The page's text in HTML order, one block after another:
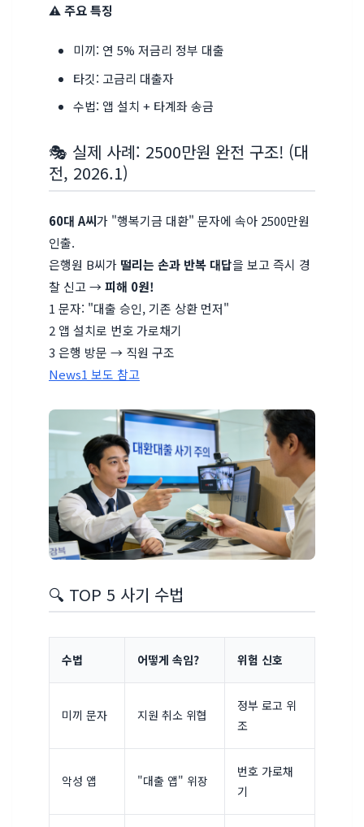
⚠️ 주요 특징
미끼: 연 5% 저금리 정부 대출
타깃: 고금리 대출자
수법: 앱 설치 + 타계좌 송금
🎭 실제 사례: 2500만원 완전 구조! (대
전, 2026.1)
60대 A씨가 "행복기금 대환" 문자에 속아 2500만원
인출.
은행원 B씨가 떨리는 손과 반복 대답을 보고 즉시 경
찰 신고 →피해 0원!
1 문자: "대출 승인, 기존 상환 먼저"
2 앱 설치로 번호 가로채기
3 은행 방문 → 직원 구조
News1 보도 참고
🔍 TOP 5 사기 수법
수법 어떻게 속임? 위험 신호
미끼 문자 지원 취소 위협
정부 로고 위
조
악성 앱 "대출 앱" 위장
번호 가로채
기